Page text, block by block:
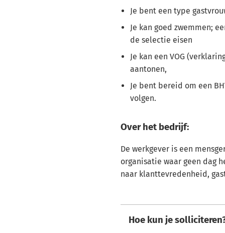
Je bent een type
Je kan goed zwemmen;
de selectie eisen
Je kan een VOG
aantonen,
Je bent bereid om een
volgen.
Over het bedrijf:
De werkgever is een
organisatie waar geen dag
naar klanttevredenheid,
Hoe kun je